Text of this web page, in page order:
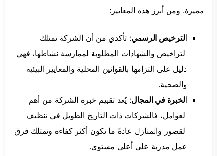
مميزة. ومن أبرز هذه المعايير:
الترخيص الرسمي: تأكدي من أن الشركة تمتلك
التراخيص والشهادات المطلوبة لممارسة نشاطها، فهي
دليل على التزامها بالقوانين المحلية والمعايير البيئية
والصحية.
الخبرة في المجال: يُعد تقييم خبرة الشركة من أهم
العوامل، فالشركات ذات التاريخ الطويل في تنظيف
القصور والمنازل عادةً ما تكون أكثر كفاءة وتمتلك فرق
عمل مدربة على أعلى مستوى.